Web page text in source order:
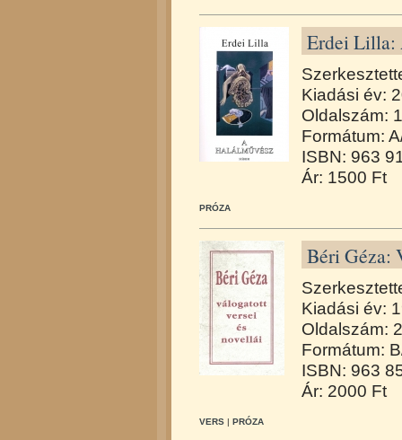
Erdei Lilla:
Kiadási év:
Oldalszám:
Formátum:
ISBN: 963
Ár: 1500 Ft
PRÓZA
Béri Géza:
Kiadási év:
Oldalszám:
Formátum:
ISBN: 963
Ár: 2000 Ft
VERS | PRÓZA